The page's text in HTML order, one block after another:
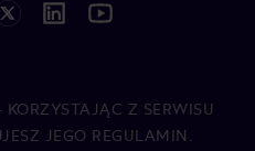
KORZYSTAJĄC Z SERWISU
JEGO REGULAMIN.